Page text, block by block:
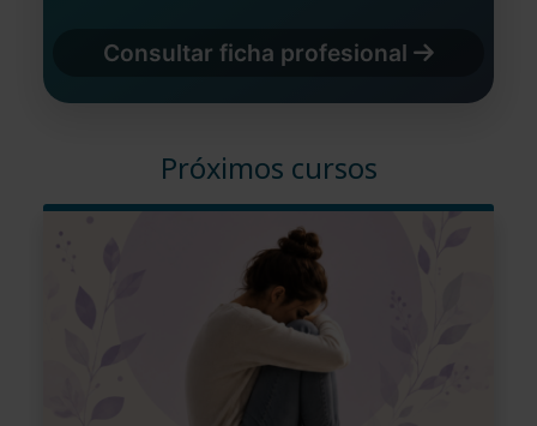
Consultar ficha profesional
Próximos cursos